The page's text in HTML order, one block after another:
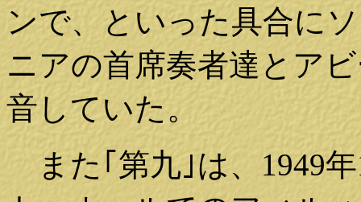
ンで、といった具合に
ニアの首席奏者達とア
音していた。
また｢第九｣は、1949